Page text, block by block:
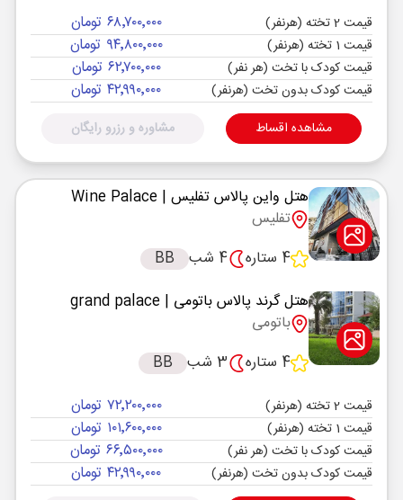
قیمت 2 تخته (هرنفر) ۶۸٬۷۰۰٬۰۰۰ تومان
قیمت 1 تخته (هرنفر) ۹۴٬۸۰۰٬۰۰۰ تومان
قیمت کودک با تخت (هر نفر) ۶۲٬۷۰۰٬۰۰۰ تومان
قیمت کودک بدون تخت (هرنفر) ۴۲٬۹۹۰٬۰۰۰ تومان
مشاهده اقساط مشاوره و رزرو رایگان
هتل واین پالاس تفلیس | Wine Palace
تفلیس
4 ستاره
4 شب
BB
هتل گرند پالاس باتومی | grand palace
باتومی
4 ستاره
3 شب BB
قیمت 2 تخته (هرنفر) ۷۲٬۲۰۰٬۰۰۰ تومان
قیمت 1 تخته (هرنفر) ۱۰۱٬۶۰۰٬۰۰۰ تومان
قیمت کودک با تخت (هر نفر) ۶۶٬۵۰۰٬۰۰۰ تومان
قیمت کودک بدون تخت (هرنفر) ۴۲٬۹۹۰٬۰۰۰ تومان